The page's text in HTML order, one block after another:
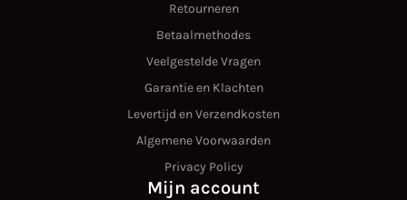
Retourneren
Betaalmethodes
Veelgestelde Vragen
Garantie en Klachten
Levertijd en Verzendkosten
Algemene Voorwaarden
Privacy Policy
Mijn account